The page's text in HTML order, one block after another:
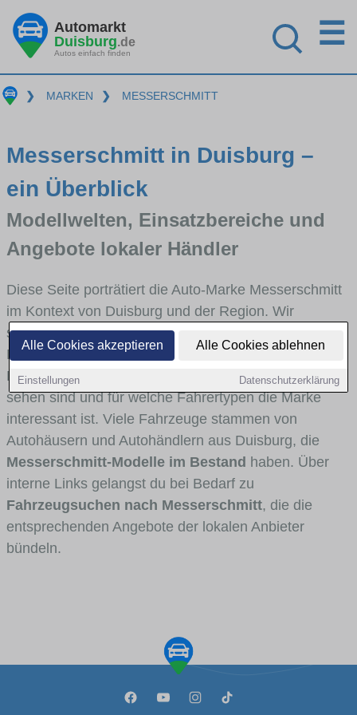
Alle Cookies akzeptieren Alle Cookies ablehnen
Einstellungen Datenschutzerklärung
Automarkt
Duisburg.de
Autos einfach finden
☰
❯ MARKEN ❯ MESSERSCHMITT
Messerschmitt in Duisburg –
ein Überblick
Modellwelten, Einsatzbereiche und
Angebote lokaler Händler
Diese Seite porträtiert die Auto-Marke Messerschmitt
im Kontext von Duisburg und der Region. Wir
skizzieren, in welchen Fahrzeugklassen
Messerschmitt stark vertreten ist, welche
Modellreihen häufig im Stadt- und Umlandverkehr zu
sehen sind und für welche Fahrertypen die Marke
interessant ist. Viele Fahrzeuge stammen von
Autohäusern und Autohändlern aus Duisburg, die
Messerschmitt-Modelle im Bestand haben. Über
interne Links gelangst du bei Bedarf zu
Fahrzeugsuchen nach Messerschmitt, die die
entsprechenden Angebote der lokalen Anbieter
bündeln.